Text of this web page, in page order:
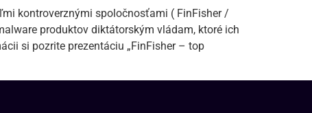
kontroverznými spoločnosťami ( FinFisher /
produktov diktátorským vládam, ktoré ich
si pozrite prezentáciu „FinFisher – top